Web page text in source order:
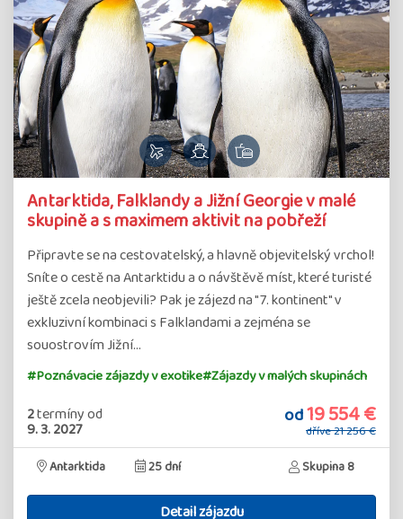
Antarktida, Falklandy a Jižní Georgie v malé
skupině a s maximem aktivit na pobřeží
Připravte se na cestovatelský, a hlavně objevitelský vrchol!
Sníte o cestě na Antarktidu a o návštěvě míst, které turisté
ještě zcela neobjevili? Pak je zájezd na "7. kontinent" v
exkluzivní kombinaci s Falklandami a zejména se
souostrovím Jižní…
#Poznávacie zájazdy v exotike#Zájazdy v malých skupinách
2termínyod
9. 3. 2027 od19 554 €
dříve21 256 €
Antarktida 25 dní Skupina 8
Detail zájazdu